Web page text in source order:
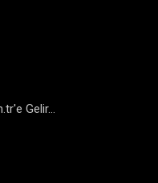
Gelir...